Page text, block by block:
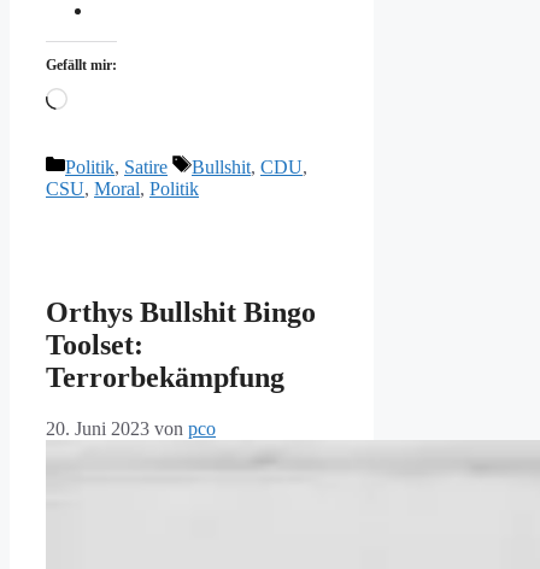
Gefällt mir:
Wird
Kategorien
Politik, Satire Schlagwörter
Bullshit, CDU,
CSU, Moral, Politik
Orthys Bullshit Bingo
Toolset:
Terrorbekämpfung
20. Juni 2023 von pco